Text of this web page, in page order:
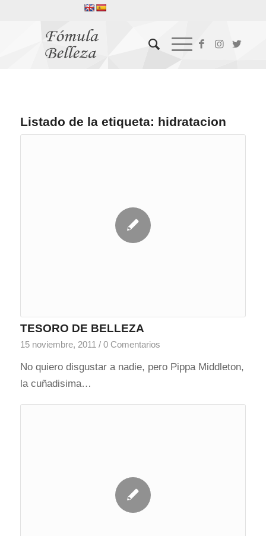
Listado de la etiqueta: hidratacion
TESORO DE BELLEZA
15 noviembre, 2011 / 0 Comentarios
No quiero disgustar a nadie, pero Pippa Middleton,
la cuñadisima…